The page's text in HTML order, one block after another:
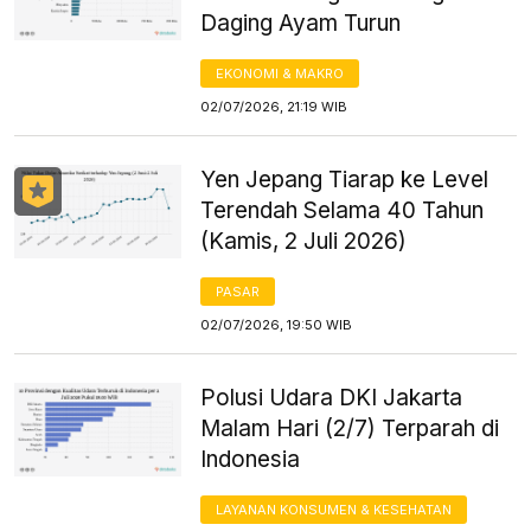
Daging Ayam Turun
EKONOMI & MAKRO
02/07/2026, 21:19 WIB
Yen Jepang Tiarap ke Level
Terendah Selama 40 Tahun
(Kamis, 2 Juli 2026)
PASAR
02/07/2026, 19:50 WIB
Polusi Udara DKI Jakarta
Malam Hari (2/7) Terparah di
Indonesia
LAYANAN KONSUMEN & KESEHATAN